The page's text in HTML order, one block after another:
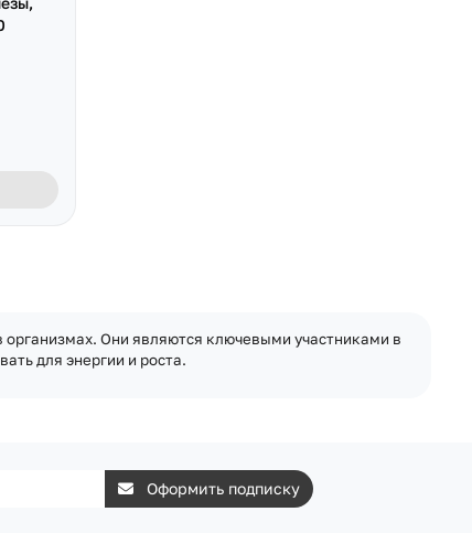
Они являются ключевыми участниками в
для энергии и роста.
Оформить подписку